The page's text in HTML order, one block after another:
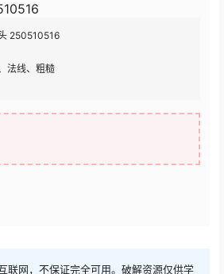
250510516
法线、粗糙
联网，不保证完全可用。破解资源仅供学